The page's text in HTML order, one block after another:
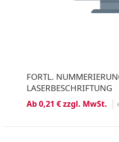
FORTL.
LASERBESCHRIFTUNG
Ab 0,21 € zzgl. MwSt.